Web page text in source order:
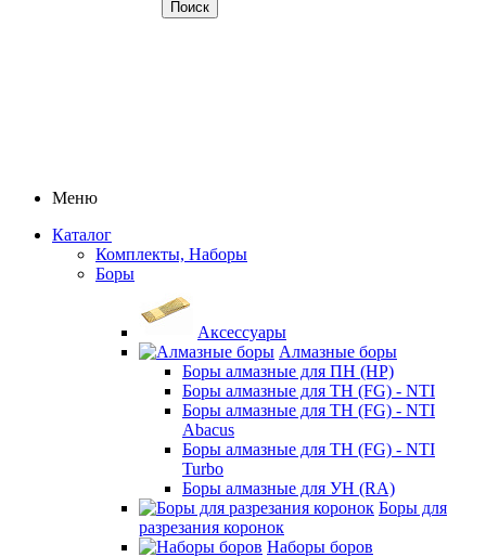
Меню
Каталог
Комплекты, Наборы
Боры
Аксессуары
Алмазные боры
Боры алмазные для ПН (HP)
Боры алмазные для ТН (FG) - NTI
Боры алмазные для ТН (FG) - NTI
Abacus
Боры алмазные для ТН (FG) - NTI
Turbo
Боры алмазные для УН (RA)
Боры для
разрезания коронок
Наборы боров